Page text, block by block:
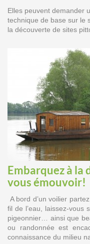
Elles peuvent demander
technique de base sur le
la découverte de sites
Embarquez à
vous émouvoir!
A bord d’un voilier
fil de l’eau, laissez-vous
pigeonnier… ainsi que
ou randonnée est
connaissance du milieu